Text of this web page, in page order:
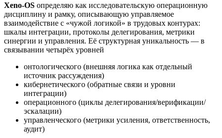
Xeno-OS определяю как исследовательскую операционную
дисциплину и рамку, описывающую управляемое
взаимодействие с «чужой логикой» в трудовых контурах:
шкалы интеграции, протоколы делегирования, метрики
синергии и управления. Её структурная уникальность — в
связывании четырёх уровней
онтологического (внешняя логика как отдельный
источник рассуждения)
кибернетического (обратные связи и уровни
интеграции)
операционного (циклы делегирования/верификации/
эскалации)
управленческого (метрики усиления, ответственность,
аудит)